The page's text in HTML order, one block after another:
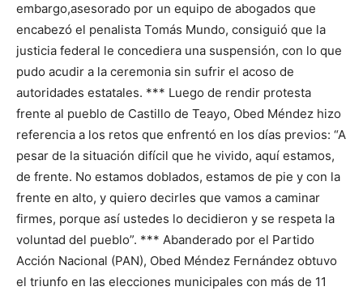
embargo,asesorado por un equipo de abogados que
encabezó el penalista Tomás Mundo, consiguió que la
justicia federal le concediera una suspensión, con lo que
pudo acudir a la ceremonia sin sufrir el acoso de
autoridades estatales. *** Luego de rendir protesta
frente al pueblo de Castillo de Teayo, Obed Méndez hizo
referencia a los retos que enfrentó en los días previos: “A
pesar de la situación difícil que he vivido, aquí estamos,
de frente. No estamos doblados, estamos de pie y con la
frente en alto, y quiero decirles que vamos a caminar
firmes, porque así ustedes lo decidieron y se respeta la
voluntad del pueblo”. *** Abanderado por el Partido
Acción Nacional (PAN), Obed Méndez Fernández obtuvo
el triunfo en las elecciones municipales con más de 11